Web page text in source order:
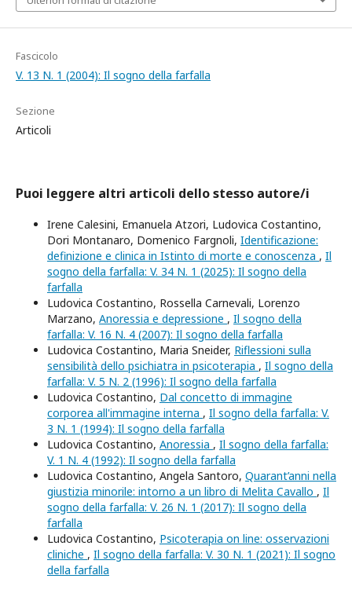
Fascicolo
V. 13 N. 1 (2004): Il sogno della farfalla
Sezione
Articoli
Puoi leggere altri articoli dello stesso autore/i
Irene Calesini, Emanuela Atzori, Ludovica Costantino,
Dori Montanaro, Domenico Fargnoli, Identificazione:
definizione e clinica in Istinto di morte e conoscenza , Il
sogno della farfalla: V. 34 N. 1 (2025): Il sogno della
farfalla
Ludovica Costantino, Rossella Carnevali, Lorenzo
Marzano, Anoressia e depressione , Il sogno della
farfalla: V. 16 N. 4 (2007): Il sogno della farfalla
Ludovica Costantino, Maria Sneider, Riflessioni sulla
sensibilità dello psichiatra in psicoterapia , Il sogno della
farfalla: V. 5 N. 2 (1996): Il sogno della farfalla
Ludovica Costantino, Dal concetto di immagine
corporea all'immagine interna , Il sogno della farfalla: V.
3 N. 1 (1994): Il sogno della farfalla
Ludovica Costantino, Anoressia , Il sogno della farfalla:
V. 1 N. 4 (1992): Il sogno della farfalla
Ludovica Costantino, Angela Santoro, Quarant’anni nella
giustizia minorile: intorno a un libro di Melita Cavallo , Il
sogno della farfalla: V. 26 N. 1 (2017): Il sogno della
farfalla
Ludovica Costantino, Psicoterapia on line: osservazioni
cliniche , Il sogno della farfalla: V. 30 N. 1 (2021): Il sogno
della farfalla